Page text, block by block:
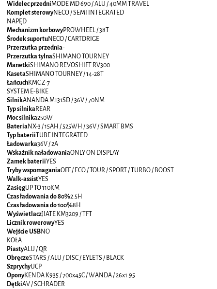
Widelec przedniMODE MD 690 / ALU / 40MM TRAVEL
Komplet sterowyNECO / SEMI INTEGRATED
NAPĘD
Mechanizm korbowyPROWHEEL / 38T
Środek suportuNECO / CARTDRIGE
Przerzutka przednia-
Przerzutka tylnaSHIMANO TOURNEY
ManetkiSHIMANO REVOSHIFT RV300
KasetaSHIMANO TOURNEY / 14-28T
ŁańcuchKMC Z-7
SYSTEM E-BIKE
SilnikANANDA M131SD / 36V / 70NM
Typ silnikaREAR
Moc silnika250W
BateriaNX-3 / 15AH / 525WH / 36V / SMART BMS
Typ bateriiTUBE INTEGRATED
Ładowarka36V / 2A
Wskaźnik naładowaniaONLY ON DISPLAY
Zamek bateriiYES
Tryby wspomaganiaOFF / ECO / TOUR / SPORT / TURBO / BOOST
Walk-assistYES
ZasięgUP TO 110KM
Czas ładowania do 80%2.5H
Czas ładowania do 100%8H
WyświetlaczJIATE KM3209 / TFT
Licznik rowerowyYES
Wejście USBNO
KOŁA
PiastyALU / QR
ObręczeSTARS / ALU / DISC / EYLETS / BLACK
SzprychyUCP
OponyKENDA K935 / 700x45C / WANDA / 26x1.95
DętkiAV / SCHRADER